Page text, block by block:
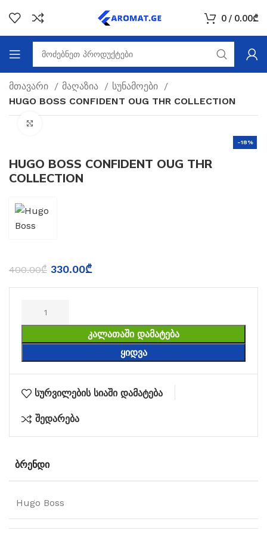
0 / 0.00₾
მთავარი მაღაზია
სუნამოები
HUGO BOSS CONFIDENT OUG THR COLLECTION
-18%
HUGO BOSS CONFIDENT OUG THR
COLLECTION
400.00₾ 330.00₾
ᲙᲐᲚᲐᲗᲐᲨᲘ ᲓᲐᲛᲐᲢᲔᲑᲐ
ᲧᲘᲓᲕᲐ
სურვილების სიაში დამატება
შედარება
ᲑᲠᲔᲜᲓᲘ
Hugo Boss